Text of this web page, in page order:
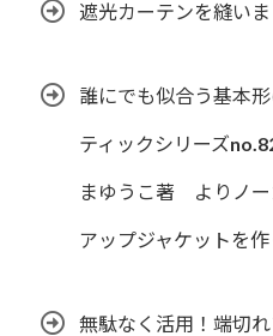
遮光カーテンを縫い
誰にでも似合う基本
ティックシリーズ
まゆうこ著 よりノー
アップジャケットを
無駄なく活用！端切